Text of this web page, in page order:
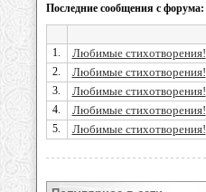
Последние сообщения с форума:
1. Любимые стихотворения!
2. Любимые стихотворения!
3. Любимые стихотворения!
4. Любимые стихотворения!
5. Любимые стихотворения!